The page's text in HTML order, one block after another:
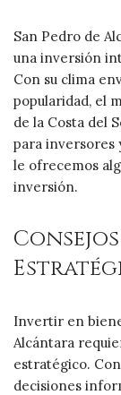
San Pedro de
una inversión
Con su clima
popularidad, el
de la Costa del
para inversores
le ofrecemos
inversión.
Invertir en
Alcántara
estratégico.
decisiones